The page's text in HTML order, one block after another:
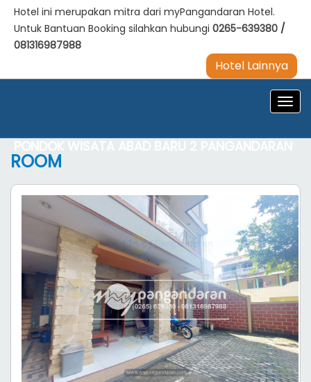
Hotel ini merupakan mitra dari myPangandaran Hotel.
Untuk Bantuan Booking silahkan hubungi 0265-639380 /
081316987988
Hotel Lainnya
ROOM